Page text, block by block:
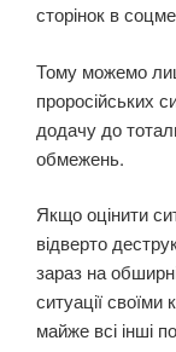
сторінок в
Тому можемо
проросійських
додачу до
обмежень.
Якщо оцінити
відверто
зараз на
ситуації
майже всі інші